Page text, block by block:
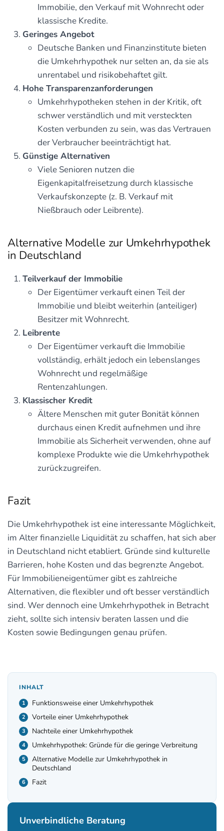
Immobilie, den Verkauf mit Wohnrecht oder
klassische Kredite.
Geringes Angebot
Deutsche Banken und Finanzinstitute bieten
die Umkehrhypothek nur selten an, da sie als
unrentabel und risikobehaftet gilt.
Hohe Transparenzanforderungen
Umkehrhypotheken stehen in der Kritik, oft
schwer verständlich und mit versteckten
Kosten verbunden zu sein, was das Vertrauen
der Verbraucher beeinträchtigt hat.
Günstige Alternativen
Viele Senioren nutzen die
Eigenkapitalfreisetzung durch klassische
Verkaufskonzepte (z. B. Verkauf mit
Nießbrauch oder Leibrente).
Alternative Modelle zur Umkehrhypothek
in Deutschland
Teilverkauf der Immobilie
Der Eigentümer verkauft einen Teil der
Immobilie und bleibt weiterhin (anteiliger)
Besitzer mit Wohnrecht.
Leibrente
Der Eigentümer verkauft die Immobilie
vollständig, erhält jedoch ein lebenslanges
Wohnrecht und regelmäßige
Rentenzahlungen.
Klassischer Kredit
Ältere Menschen mit guter Bonität können
durchaus einen Kredit aufnehmen und ihre
Immobilie als Sicherheit verwenden, ohne auf
komplexe Produkte wie die Umkehrhypothek
zurückzugreifen.
Fazit
Die Umkehrhypothek ist eine interessante Möglichkeit,
im Alter finanzielle Liquidität zu schaffen, hat sich aber
in Deutschland nicht etabliert. Gründe sind kulturelle
Barrieren, hohe Kosten und das begrenzte Angebot.
Für Immobilieneigentümer gibt es zahlreiche
Alternativen, die flexibler und oft besser verständlich
sind. Wer dennoch eine Umkehrhypothek in Betracht
zieht, sollte sich intensiv beraten lassen und die
Kosten sowie Bedingungen genau prüfen.
INHALT
Funktionsweise einer Umkehrhypothek
Vorteile einer Umkehrhypothek
Nachteile einer Umkehrhypothek
Umkehrhypothek: Gründe für die geringe Verbreitung
Alternative Modelle zur Umkehrhypothek in
Deutschland
Fazit
Unverbindliche Beratung